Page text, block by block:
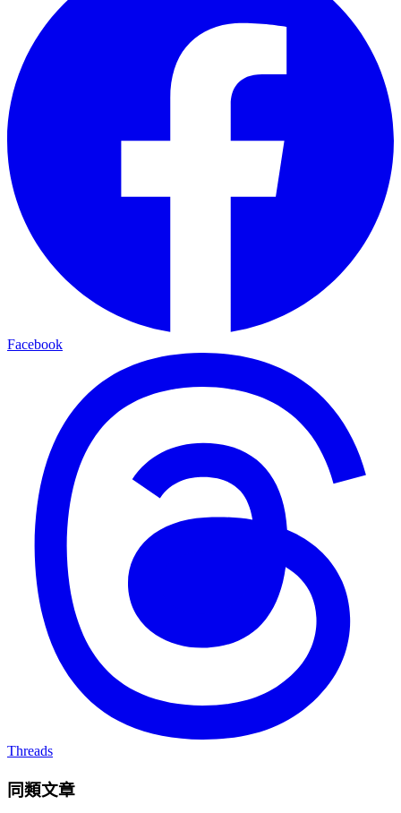
Facebook
Threads
同類文章